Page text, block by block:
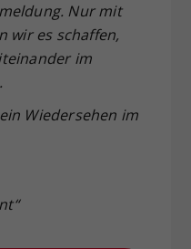
Nur mit
wir es schaffen,
im
Wiedersehen im